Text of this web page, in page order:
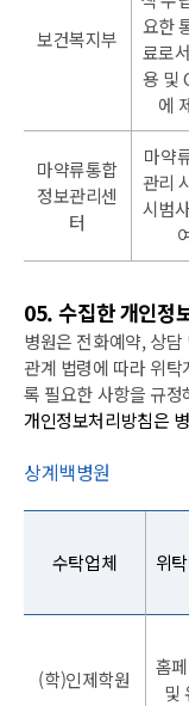
보건복지부
요한
료로
용 및
에
마약류통합
정보관리센
터
마약
관리
시범
05. 수집한 개인정
병원은 전화예약, 상
관계 법령에 따라 위
록 필요한 사항을 규정
개인정보처리방침은
상계백병원
수탁업체 위
(학)인제학원
홈
및